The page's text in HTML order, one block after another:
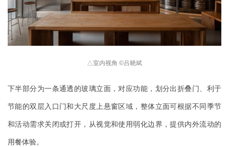
△室内视角 ©吕晓斌
下半部分为一条通透的玻璃立面，对应功能，划分出折叠门、利于
节能的双层入口门和大尺度上悬窗区域，整体立面可根据不同季节
和活动需求关闭或打开，从视觉和使用弱化边界，提供内外流动的
用餐体验。